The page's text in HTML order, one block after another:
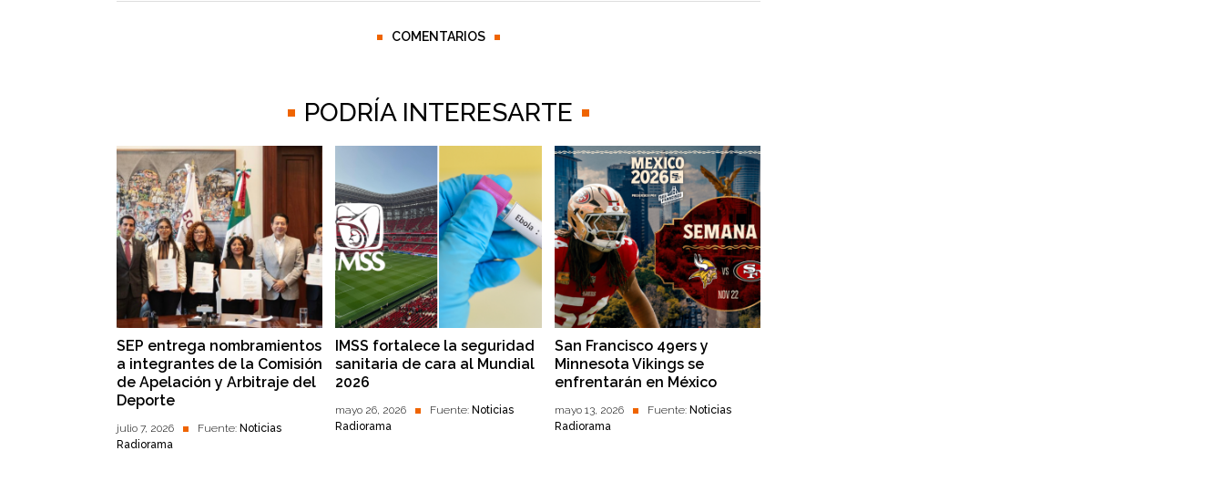
COMENTARIOS
PODRÍA INTERESARTE
SEP entrega nombramientos
a integrantes de la Comisión
de Apelación y Arbitraje del
Deporte
julio 7, 2026 Fuente: Noticias
Radiorama
IMSS fortalece la seguridad
sanitaria de cara al Mundial
2026
mayo 26, 2026 Fuente: Noticias
Radiorama
San Francisco 49ers y
Minnesota Vikings se
enfrentarán en México
mayo 13, 2026 Fuente: Noticias
Radiorama